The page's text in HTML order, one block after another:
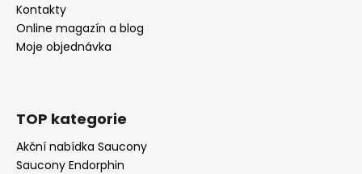
Kontakty
Online magazín a blog
Moje objednávka
TOP kategorie
Akční nabídka Saucony
Saucony Endorphin